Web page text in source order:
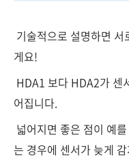
기술적으로 설명하면
게요!
HDA1 보다 HDA2가 센
어집니다.
넓어지면 좋은 점이 예
는 경우에 센서가 늦게